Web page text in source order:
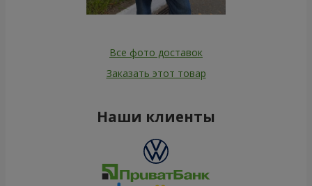
Все фото доставок
Заказать этот товар
Наши клиенты